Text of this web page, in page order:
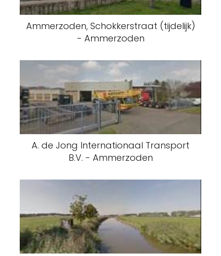
Ammerzoden, Schokkerstraat (tijdelijk)
- Ammerzoden
A. de Jong Internationaal Transport
B.V. - Ammerzoden